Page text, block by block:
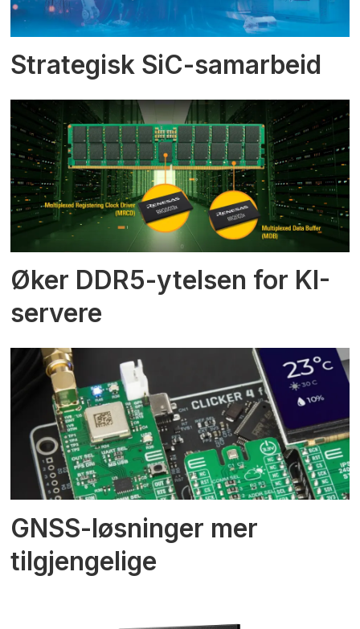
Strategisk SiC-samarbeid
Øker DDR5-ytelsen for KI-
servere
GNSS-løsninger mer
tilgjengelige